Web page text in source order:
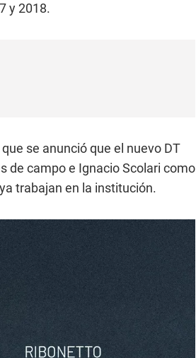
y 2018.
se anunció que el nuevo DT
de campo e Ignacio Scolari como
trabajan en la institución.